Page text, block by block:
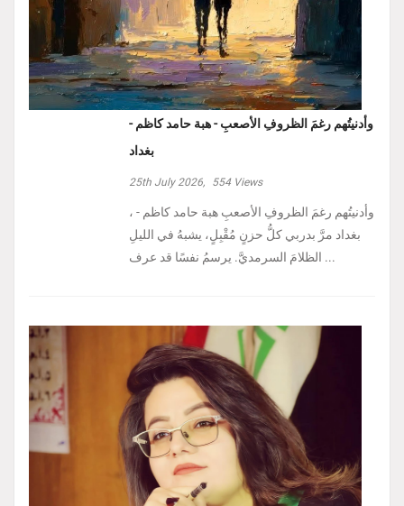
وأدنيتُهم رغمَ الظروفِ الأصعبِ - هبة حامد كاظم -
بغداد
25th July 2026, 554Views
، وأدنيتُهم رغمَ الظروفِ الأصعبِ هبة حامد كاظم -
بغداد مرَّ بدربي كلُّ حزنٍ مُقْبِلٍ، يشبهُ في الليلِ
الظلامَ السرمديَّ. يرسمُ نفسًا قد عرف ...